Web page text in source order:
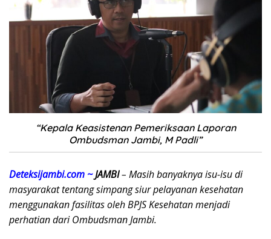
“Kepala Keasistenan Pemeriksaan Laporan
Ombudsman Jambi, M Padli”
Deteksijambi.com ~JAMBI– Masih banyaknya isu-isu di
masyarakat tentang simpang siur pelayanan kesehatan
menggunakan fasilitas oleh BPJS Kesehatan menjadi
perhatian dari Ombudsman Jambi.